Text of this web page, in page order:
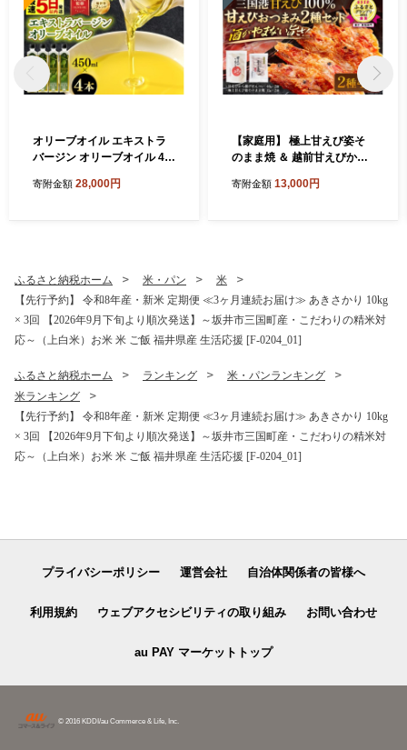
オリーブオイル エキストラ
バージン オリーブオイル 45
箱入り 料理長監修の絶妙ブ
ト 贈答 贈り物 [B-20503]
寄附金額 28,000円
【家庭用】 極上甘えび姿そ
のまま焼 ＆ 越前甘えびから
6]
寄附金額 13,000円
ふるさと納税ホーム 米・パン
米
【先行予約】 令和8年産・新米 定期便 ≪3ヶ月連続お届け≫ あきさかり 10kg
× 3回 【2026年9月下旬より順次発送】～坂井市三国町産・こだわりの精米対
応～（上白米）お米 米 ご飯 福井県産 生活応援 [F-0204_01]
ふるさと納税ホーム ランキング
米・パンランキング
米ランキング
【先行予約】 令和8年産・新米 定期便 ≪3ヶ月連続お届け≫ あきさかり 10kg
× 3回 【2026年9月下旬より順次発送】～坂井市三国町産・こだわりの精米対
応～（上白米）お米 米 ご飯 福井県産 生活応援 [F-0204_01]
プライバシーポリシー 運営会社 自治体関係者の皆様へ
利用規約 ウェブアクセシビリティの取り組み お問い合わせ
au PAY マーケットトップ
© 2016 KDDI/au Commerce & Life, Inc.